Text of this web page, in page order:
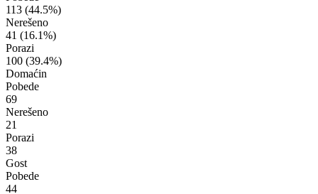
113 (44.5%)
Nerešeno
41 (16.1%)
Porazi
100 (39.4%)
Domaćin
Pobede
69
Nerešeno
21
Porazi
38
Gost
Pobede
44